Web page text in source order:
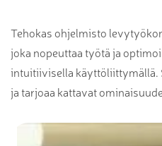
Tehokas ohjelmisto
joka nopeuttaa työtä ja
intuitiivisella käyttöliittymällä.
ja tarjoaa kattavat